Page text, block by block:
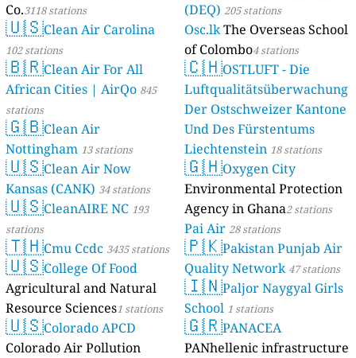
Co.3118 stations
🇺🇸Clean Air Carolina
102 stations
🇧🇷Clean Air For All
African Cities | AirQo 845
stations
🇬🇧Clean Air
Nottingham 13 stations
🇺🇸Clean Air Now
Kansas (CANK) 34 stations
🇺🇸CleanAIRE NC 193
stations
🇹🇭Cmu Ccdc 3435 stations
🇺🇸College Of Food
Agricultural and Natural
Resource Sciences1 stations
🇺🇸Colorado APCD
Colorado Air Pollution
(DEQ) 205 stations
Osc.lkThe Overseas School
of Colombo4 stations
🇨🇭OSTLUFT - Die
Luftqualitätsüberwachung
Der Ostschweizer Kantone
Und Des Fürstentums
Liechtenstein 18 stations
🇬🇭Oxygen City
Environmental Protection
Agency in Ghana2 stations
Pai Air 28 stations
🇵🇰Pakistan Punjab Air
Quality Network 47 stations
🇮🇳Paljor Naygyal Girls
School 1 stations
🇬🇷PANACEA
PANhellenic infrastructure